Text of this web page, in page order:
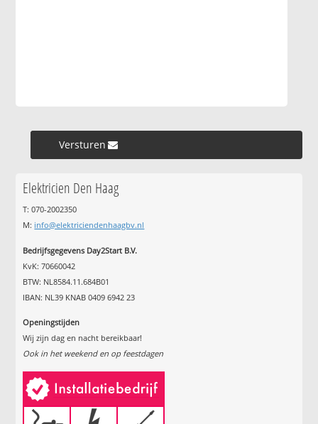
Versturen »
Elektricien Den Haag
T: 070-2002350
M: info@elektriciendenhaagbv.nl
Bedrijfsgegevens Day2Start B.V.
KvK: 70660042
BTW: NL8584.11.684B01
IBAN: NL39 KNAB 0409 6942 23
Openingstijden
Wij zijn dag en nacht bereikbaar!
Ook in het weekend en op feestdagen